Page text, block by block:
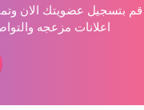
قم بتسجيل عضويتك الان
اعلانات مزعجه